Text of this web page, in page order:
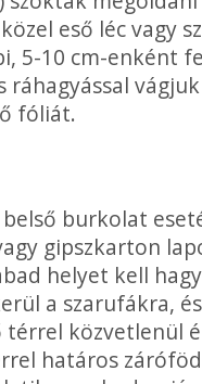
eső léc vagy
5-10 cm-enként
ráhagyás­sal
fóliát.
burkolat
gipszkarton
helyet kell
a szarufákra,
térrel közvetlenül
határos